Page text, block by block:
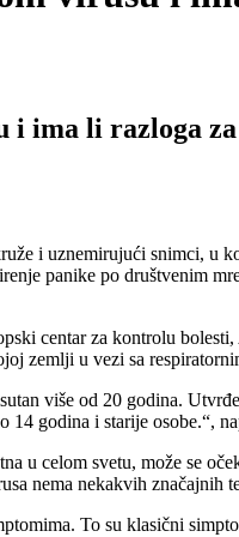
i ima li razloga
i uznemirujući snimci, u
panike po društvenim
centar za kontrolu
zemlji u vezi sa
više od 20 godina.
14 godina i starije osobe.“,
u celom svetu, može se
nema nekakvih značajnih
To su klasični